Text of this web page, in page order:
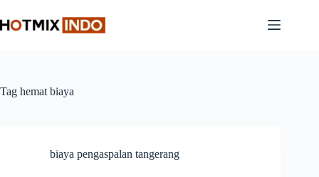
to
content
Tag hemat biaya
biaya pengaspalan tangerang